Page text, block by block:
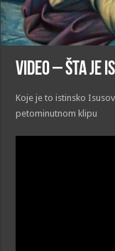
VIDEO – Šta je
Koje je to istinsko
petominutnom klipu